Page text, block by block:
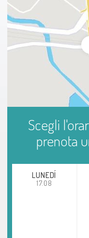
Piede piatto
Scoliosi
Pubalgia
dolori muscolari
Stitichezza
Reflusso
Formicolio
Scegli
prenota
LUNEDÍ
17.08